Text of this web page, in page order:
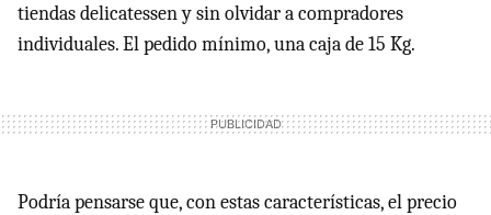
tiendas delicatessen y sin olvidar a compradores
individuales. El pedido mínimo, una caja de 15 Kg.
Podría pensarse que, con estas características, el precio